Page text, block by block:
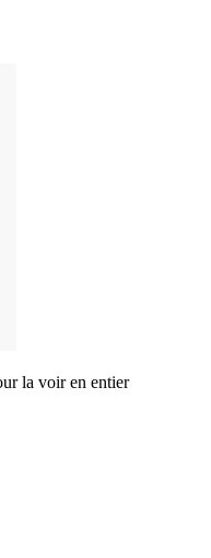
la voir en entier